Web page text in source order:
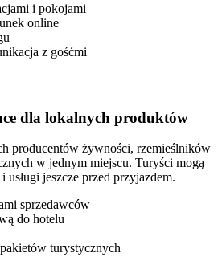
i pokojami
online
z gośćmi
dla lokalnych produktów
producentów żywności, rzemieślników
w jednym miejscu. Turyści mogą
jeszcze przed przyjazdem.
sprzedawców
do hotelu
turystycznych